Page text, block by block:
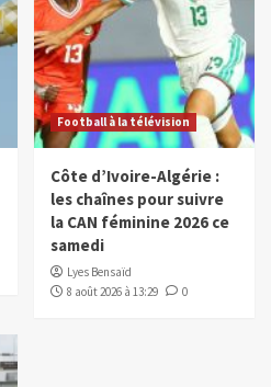
Football à la télévision
Côte d’Ivoire-Algérie :
les chaînes pour suivre
la CAN féminine 2026 ce
samedi
Lyes Bensaïd
8 août 2026 à 13:29
0